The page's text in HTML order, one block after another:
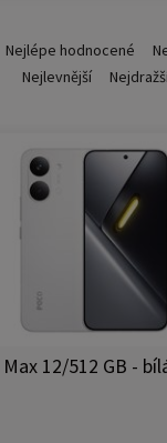
Nejlépe hodnocené
Nejlevnější
Max 12/512 GB -